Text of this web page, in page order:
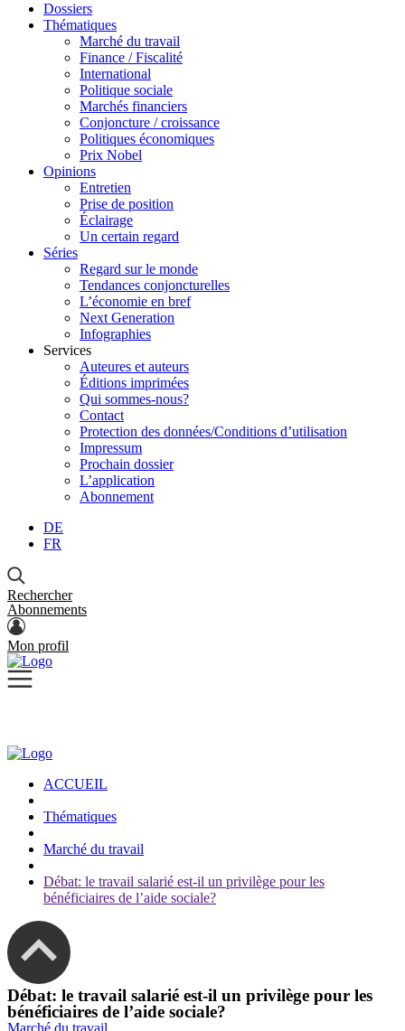
Dossiers
Thématiques
Marché du travail
Finance / Fiscalité
International
Politique sociale
Marchés financiers
Conjoncture / croissance
Politiques économiques
Prix Nobel
Opinions
Entretien
Prise de position
Éclairage
Un certain regard
Séries
Regard sur le monde
Tendances conjoncturelles
L’économie en bref
Next Generation
Infographies
Services
Auteures et auteurs
Éditions imprimées
Qui sommes-nous?
Contact
Protection des données/Conditions d’utilisation
Impressum
Prochain dossier
L’application
Abonnement
DE
FR
Rechercher
Abonnements
Mon profil
ACCUEIL
Thématiques
Marché du travail
Débat: le travail salarié est-il un privilège pour les
bénéficiaires de l’aide sociale?
Débat: le travail salarié est-il un privilège pour les
bénéficiaires de l’aide sociale?
Marché du travail